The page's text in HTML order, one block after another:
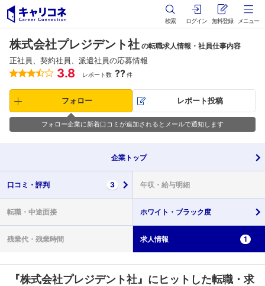
検索 ログイン 無料登録 メニュー
株式会社プレジデント社 の転職求人情報・社員仕事内容
正社員、契約社員、派遣社員の応募情報
3.8 レポート数 ??件
フォロー レポート投稿
フォロー企業に新着口コミが追加されるとメールで通知します
企業 トップ
口コミ・ 評判 3 年収・ 給与明細
転職・ 中途面接 ホワイト・ ブラック度
残業代・ 残業時間 求人情報 1
『株式会社プレジデント社』にヒットした転職・求